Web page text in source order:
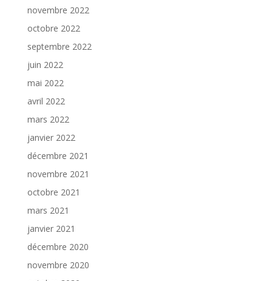
novembre 2022
octobre 2022
septembre 2022
juin 2022
mai 2022
avril 2022
mars 2022
janvier 2022
décembre 2021
novembre 2021
octobre 2021
mars 2021
janvier 2021
décembre 2020
novembre 2020